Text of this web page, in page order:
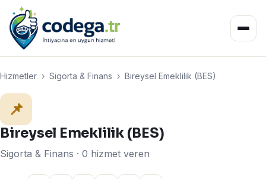
Hizmetler › Sigorta & Finans › Bireysel Emeklilik (BES)
📌
Bireysel Emeklilik (BES)
Sigorta & Finans · 0 hizmet veren